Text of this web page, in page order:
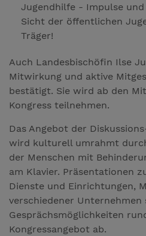
Jugendhilfe - Impulse und
Sicht der öffentlichen
Träger!
Auch Landesbischöfin Ilse
Mitwirkung und aktive
bestätigt. Sie wird ab den
Kongress teilnehmen.
Das Angebot der
wird kulturell umrahmt
der Menschen mit
am Klavier. Präsentationen
Dienste und Einrichtungen,
verschiedener Unternehmen
Gesprächsmöglichkeiten
Kongressangebot ab.